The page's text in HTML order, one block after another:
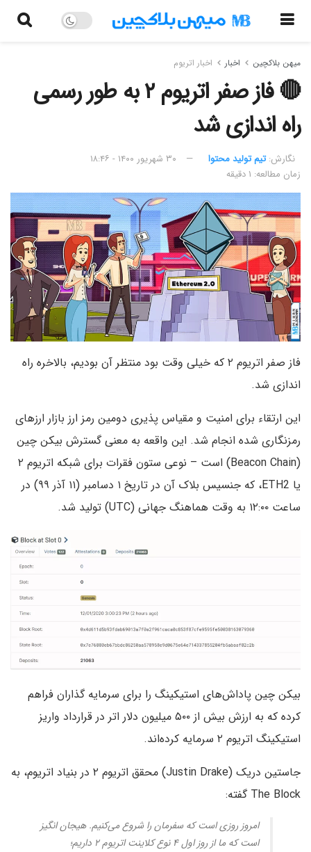
میهن بلاکچین اخبار اخبار اتریوم
🔴 فاز صفر اتریوم ۲ به طور رسمی
راه اندازی شد
نگارش:‌ تیم تولید محتوا
۳۰ شهریور ۱۴۰۰ - ۱۸:۴۶
زمان مطالعه: ۱ دقیقه
فاز صفر اتریوم ۲ که خیلی وقت بود منتظر آن بودیم، بالاخره راه
اندازی شد.
این ارتقاء برای امنیت و مقیاس پذیری دومین رمز ارز بازار ارزهای
رمزنگاری شده انجام شد. این واقعه به معنی گسترش بیکن چین
(Beacon Chain) است – نوعی ستون فقرات برای شبکه اتریوم ۲
یا ETH2، که جنسیس بلاک آن در تاریخ ۱ دسامبر (۱۱ آذر ۹۹) در
ساعت ۱۲:۰۰ به وقت هماهنگ جهانی (UTC) تولید ‌شد.
بیکن چین پاداش‌های استیکینگ را برای سرمایه گذاران فراهم
کرده که به ارزش بیش از ۵۰۰ میلیون دلار اتر در قرارداد واریز
استیکینگ اتریوم ۲ سرمایه کرده‌اند.
جاستین دریک (Justin Drake) محقق اتریوم ۲ در بنیاد اتریوم، به
The Block گفته:
امروز روزی است که سفرمان را شروع می‌کنیم. هیجان انگیز
است که ما از روز اول ۴ نوع کلاینت اتریوم ۲ داریم؛